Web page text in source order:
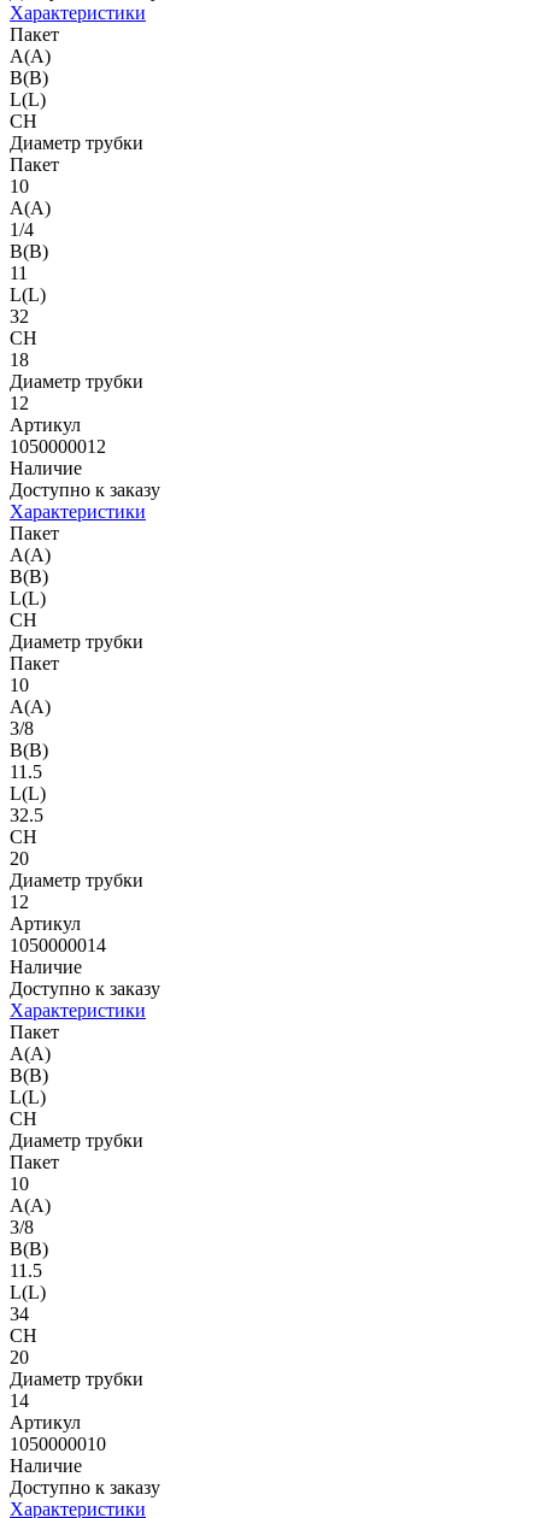
Характеристики
Пакет
A(A)
B(B)
L(L)
CH
Диаметр трубки
Пакет
10
A(A)
1/4
B(B)
11
L(L)
32
CH
18
Диаметр трубки
12
Артикул
1050000012
Наличие
Доступно к заказу
Характеристики
Пакет
A(A)
B(B)
L(L)
CH
Диаметр трубки
Пакет
10
A(A)
3/8
B(B)
11.5
L(L)
32.5
CH
20
Диаметр трубки
12
Артикул
1050000014
Наличие
Доступно к заказу
Характеристики
Пакет
A(A)
B(B)
L(L)
CH
Диаметр трубки
Пакет
10
A(A)
3/8
B(B)
11.5
L(L)
34
CH
20
Диаметр трубки
14
Артикул
1050000010
Наличие
Доступно к заказу
Характеристики